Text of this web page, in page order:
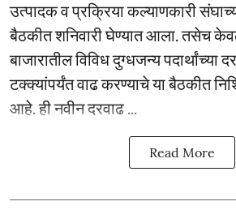
उत्पादक व प्रक्रिया कल्याणकारी
बैठकीत शनिवारी घेण्यात आला. तसेच
बाजारातील विविध दुग्धजन्य पदार्थांच्या
टक्क्यांपर्यंत वाढ करण्याचे या बैठकीत
आहे. ही नवीन दरवाढ ...
Read More